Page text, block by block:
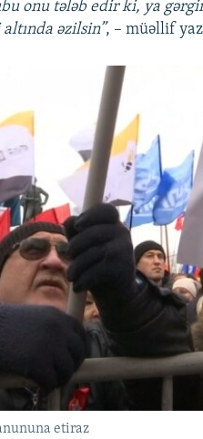
onu tələb edir ki, ya
əzilsin”, – müəllif
etiraz